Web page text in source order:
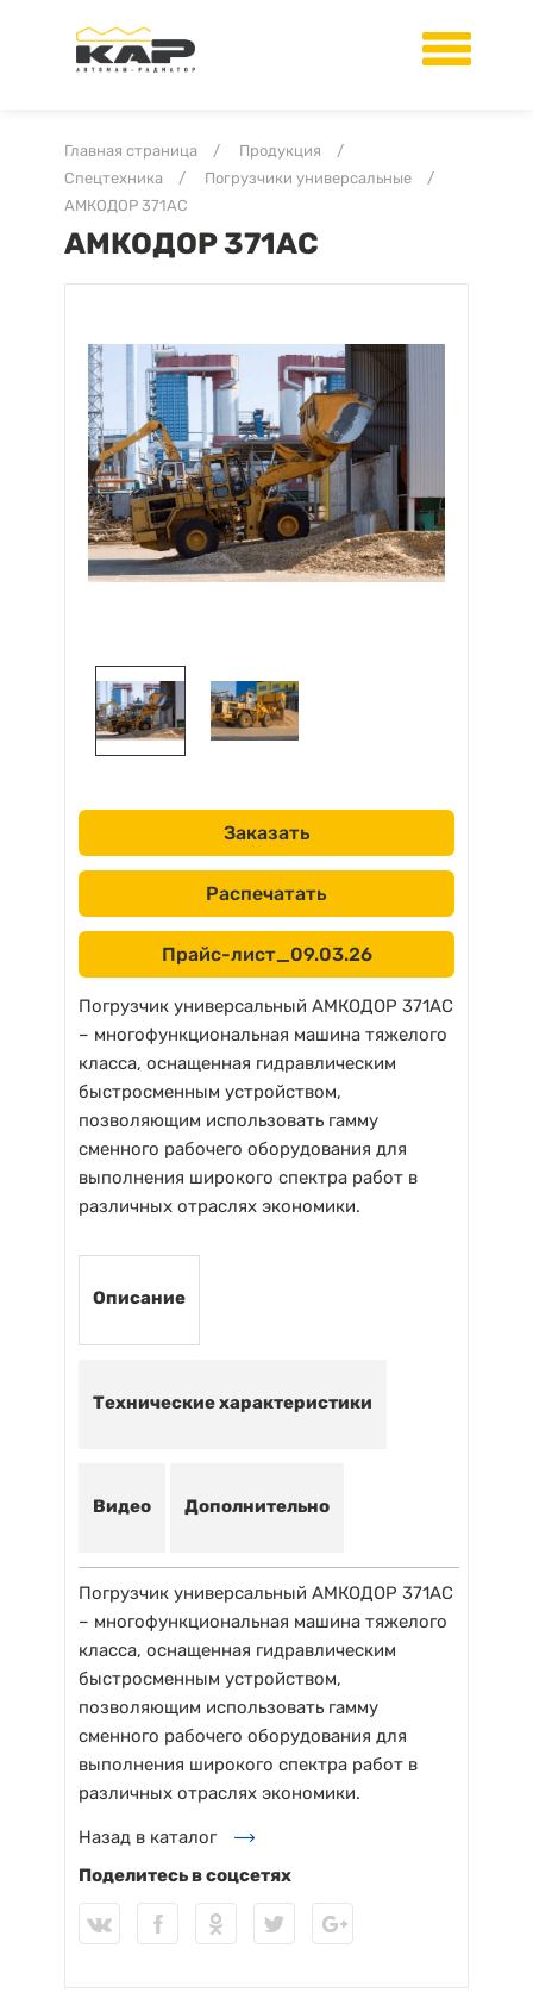
Главная страница / Продукция
/
Спецтехника
/ Погрузчики универсальные
/
АМКОДОР 371АС
АМКОДОР 371АС
Заказать
Распечатать
Прайс-лист_09.03.26
Погрузчик универсальный АМКОДОР 371АС
– многофункциональная машина тяжелого
класса, оснащенная гидравлическим
быстросменным устройством,
позволяющим использовать гамму
сменного рабочего оборудования для
выполнения широкого спектра работ в
различных отраслях экономики.
Описание
Технические характеристики
Видео Дополнительно
Погрузчик универсальный АМКОДОР 371АС
– многофункциональная машина тяжелого
класса, оснащенная гидравлическим
быстросменным устройством,
позволяющим использовать гамму
сменного рабочего оборудования для
выполнения широкого спектра работ в
различных отраслях экономики.
Назад в каталог
Поделитесь в соцсетях